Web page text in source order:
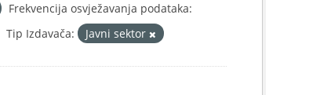
Frekvencija osvježavanja podataka:
Tip Izdavača: Javni sektor